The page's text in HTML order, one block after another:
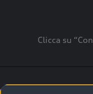
Clicca su